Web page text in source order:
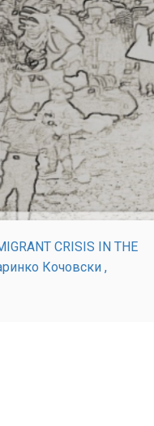
CRISIS IN THE
Кочовски ,